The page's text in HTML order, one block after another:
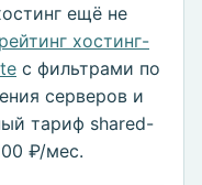
ещё не
рейтинг хостинг-
с фильтрами по
серверов и
тариф shared-
₽/мес.